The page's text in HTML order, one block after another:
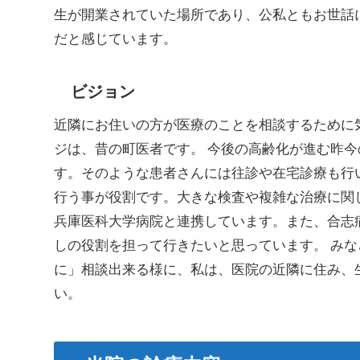
生が開業されていた場所であり、公私ともお世
だと感じています。
ビジョン
近隣にお住いの方が医療のことを相談するため
ジは、昔の町医者です。 今後の高齢化が進む昨
す。そのような患者さんには往診や在宅診療も
行う事が役割です。大きな検査や複雑な治療に
兵庫医科大学病院と連携しています。また、合
しの役割を担って行きたいと思っています。 み
に」相談出来る様に、私は、医院の近隣に住み
い。